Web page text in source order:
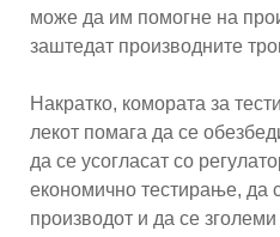
може да им помогне на
заштедат производните
Накратко, комората за
лекот помага да се
да се усогласат со
економично тестирање, да
производот и да се